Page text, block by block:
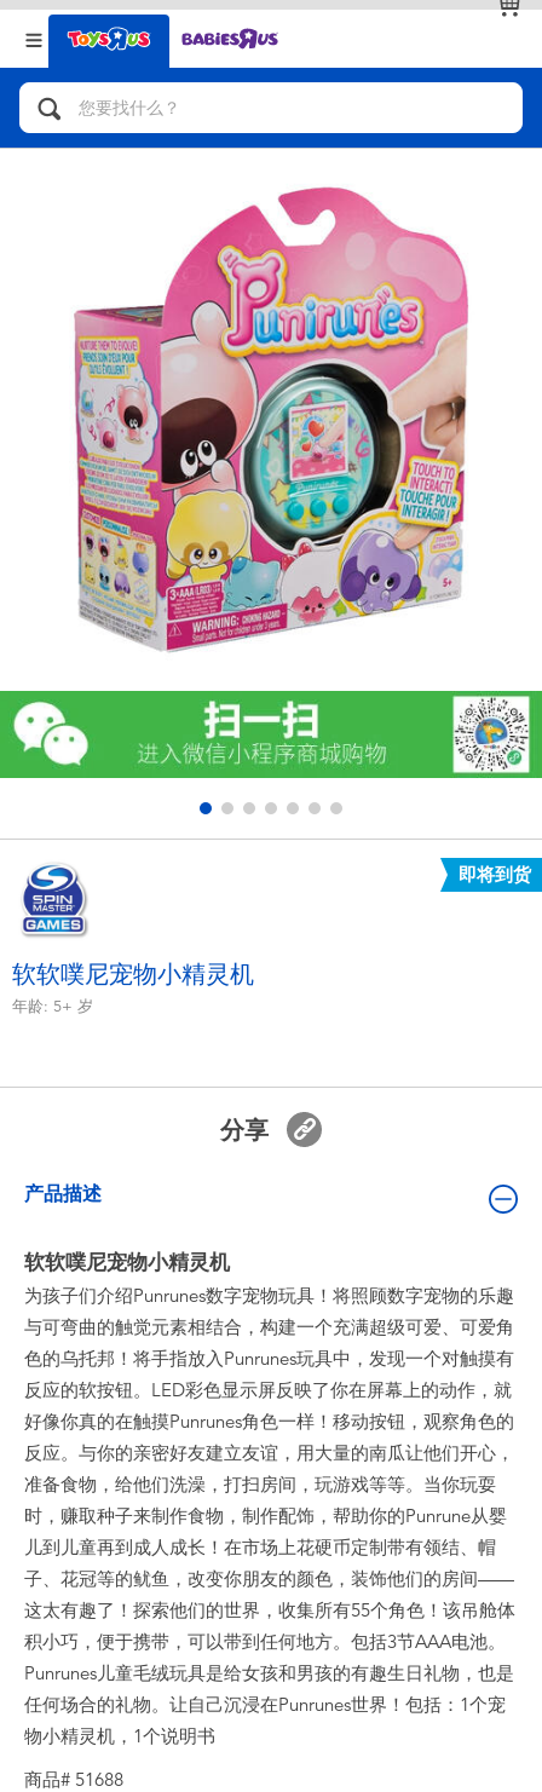
返回
分类目录
人气英雄，角色扮演，射击玩具
自行车，滑板车，骑乘车
拼砌组合及乐高LEGO
玩具车，货车，火车及遥控系列
手工艺，文具，蜡笔，泥胶，画板
娃娃，芭比，收藏公仔
电子玩具
游戏及拼图系列
益智学习玩具
户外及运动产品
模仿，化妆及造型系列
毛绒公仔玩具
玩具促销
玩具清货
返回
品牌
查看全部
即将到货
软软噗尼宠物小精灵机
年龄: 5+ 岁
分享
产品描述
软软噗尼宠物小精灵机
为孩子们介绍Punrunes数字宠物玩具！将照顾数字宠物的乐趣
与可弯曲的触觉元素相结合，构建一个充满超级可爱、可爱角
色的乌托邦！将手指放入Punrunes玩具中，发现一个对触摸有
反应的软按钮。LED彩色显示屏反映了你在屏幕上的动作，就
好像你真的在触摸Punrunes角色一样！移动按钮，观察角色的
反应。与你的亲密好友建立友谊，用大量的南瓜让他们开心，
准备食物，给他们洗澡，打扫房间，玩游戏等等。当你玩耍
时，赚取种子来制作食物，制作配饰，帮助你的Punrune从婴
儿到儿童再到成人成长！在市场上花硬币定制带有领结、帽
子、花冠等的鱿鱼，改变你朋友的颜色，装饰他们的房间——
这太有趣了！探索他们的世界，收集所有55个角色！该吊舱体
积小巧，便于携带，可以带到任何地方。包括3节AAA电池。
Punrunes儿童毛绒玩具是给女孩和男孩的有趣生日礼物，也是
任何场合的礼物。让自己沉浸在Punrunes世界！包括：1个宠
物小精灵机，1个说明书
商品# 51688